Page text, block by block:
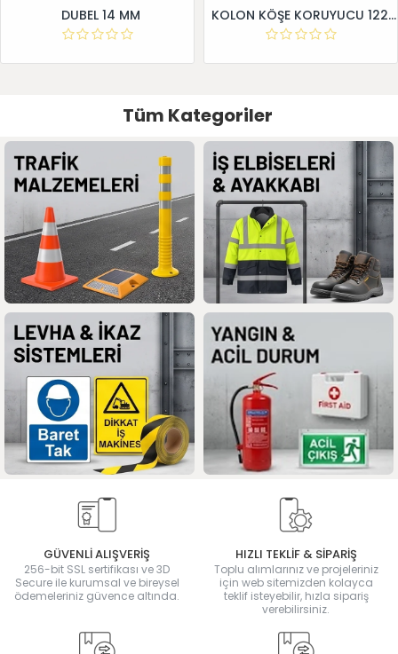
DUBEL 14 MM KOLON KÖŞE KORUYUCU 12295 UB R
Tüm Kategoriler
GÜVENLİ ALIŞVERİŞ
256-bit SSL sertifikası ve 3D
Secure ile kurumsal ve bireysel
ödemeleriniz güvence altında.
HIZLI TEKLİF & SİPARİŞ
Toplu alımlarınız ve projeleriniz
için web sitemizden kolayca
teklif isteyebilir, hızla sipariş
verebilirsiniz.